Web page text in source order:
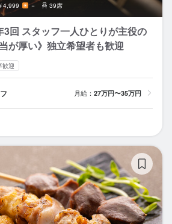
4,999 － 39席
3回 スタッフ一人ひとりが主役の
が厚い》独立希望者も歓迎
歓迎
月給： 27万円〜35万円